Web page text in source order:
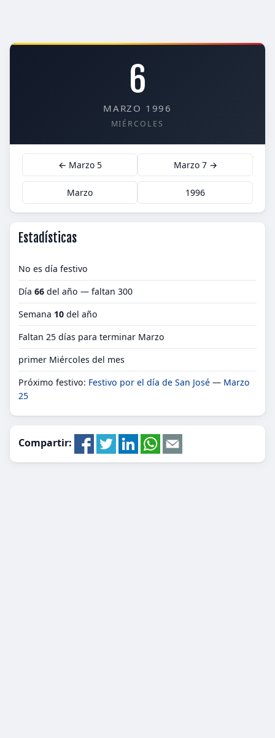
6
MARZO 1996
MIÉRCOLES
← Marzo 5 Marzo 7 →
Marzo 1996
Estadísticas
No es día festivo
Día 66 del año — faltan 300
Semana 10 del año
Faltan 25 días para terminar Marzo
primer Miércoles del mes
Próximo festivo: Festivo por el día de San José — Marzo
25
Compartir: